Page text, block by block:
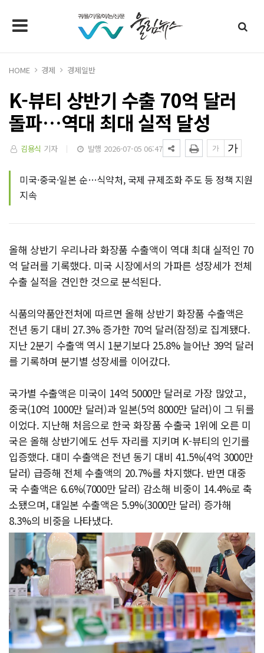
HOME 경제 경제일반
K-뷰티 상반기 수출 70억 달러
돌파…역대 최대 실적 달성
김용식 기자 발행 2026-07-05 06:47
미국·중국·일본 순…식약처, 국제 규제조화 주도 등 정책 지원
지속
올해 상반기 우리나라 화장품 수출액이 역대 최대 실적인 70
억 달러를 기록했다. 미국 시장에서의 가파른 성장세가 전체
수출 실적을 견인한 것으로 분석된다.
식품의약품안전처에 따르면 올해 상반기 화장품 수출액은
전년 동기 대비 27.3% 증가한 70억 달러(잠정)로 집계됐다.
지난 2분기 수출액 역시 1분기보다 25.8% 늘어난 39억 달러
를 기록하며 분기별 성장세를 이어갔다.
국가별 수출액은 미국이 14억 5000만 달러로 가장 많았고,
중국(10억 1000만 달러)과 일본(5억 8000만 달러)이 그 뒤를
이었다. 지난해 처음으로 한국 화장품 수출국 1위에 오른 미
국은 올해 상반기에도 선두 자리를 지키며 K-뷰티의 인기를
입증했다. 대미 수출액은 전년 동기 대비 41.5%(4억 3000만
달러) 급증해 전체 수출액의 20.7%를 차지했다. 반면 대중
국 수출액은 6.6%(7000만 달러) 감소해 비중이 14.4%로 축
소됐으며, 대일본 수출액은 5.9%(3000만 달러) 증가해
8.3%의 비중을 나타냈다.